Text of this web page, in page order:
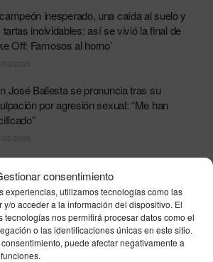
consentimiento
experiencias, utilizamos tecnologías como las
o acceder a la información del dispositivo. El
tecnologías nos permitirá procesar datos como el
o las identificaciones únicas en este sitio.
puede afectar negativamente a
inesperado, una caída al suelo y
tartas inolvidables: así se vivió la final de
Off: Famosos al horno’
03/2025
José Ballesta se pronuncia tras su
por agresión sexual: “Me han
03/2025
y su esposa en su hogar de Nuevo
02/2025
Cruise y Ana de Armas iluminan la noche
entre sonrisas y rumores